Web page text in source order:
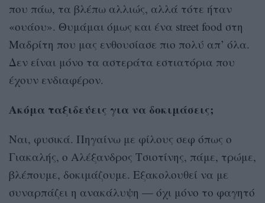
που πάω, τα βλέπω αλλιώς, αλλά τότε ήταν
«ουάου». Θυμάμαι όμως και ένα street food στη
Μαδρίτη που μας ενθουσίασε πιο πολύ απ’ όλα.
Δεν είναι μόνο τα αστεράτα εστιατόρια που
έχουν ενδιαφέρον.
Ακόμα ταξιδεύεις για να δοκιμάσεις;
Ναι, φυσικά. Πηγαίνω με φίλους σεφ όπως ο
Γιακαλής, ο Αλέξανδρος Τσιοτίνης, πάμε, τρώμε,
βλέπουμε, δοκιμάζουμε. Εξακολουθεί να με
συναρπάζει η ανακάλυψη — όχι μόνο το φαγητό